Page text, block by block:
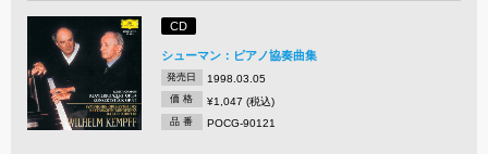
CD
シューマン：ピアノ協奏曲集
発売日 1998.03.05
価 格 ¥1,047 (税込)
品 番 POCG-90121